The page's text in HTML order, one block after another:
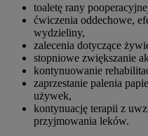
toaletę rany
ćwiczenia oddechowe,
wydzieliny,
zalecenia dotyczące
stopniowe zwiększanie
kontynuowanie
zaprzestanie palenia
używek,
kontynuację terapii z
przyjmowania leków.